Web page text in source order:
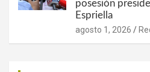
posesión
Espriella
agosto 1, 2026